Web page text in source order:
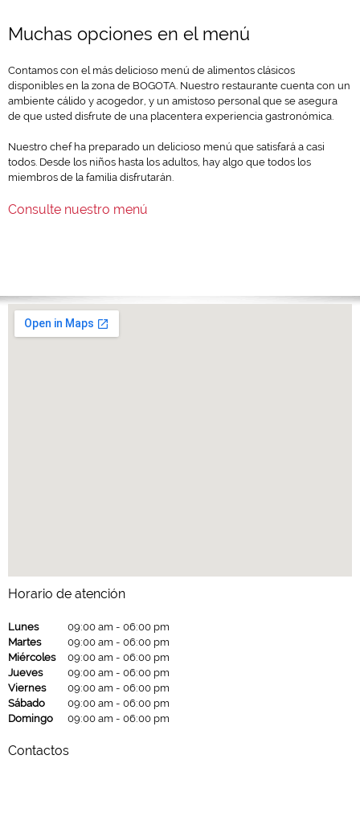
Muchas opciones en el menú
Contamos con el más delicioso menú de alimentos clásicos
disponibles en la zona de BOGOTA. Nuestro restaurante cuenta con un
ambiente cálido y acogedor, y un amistoso personal que se asegura
de que usted disfrute de una placentera experiencia gastronómica.
Nuestro chef ha preparado un delicioso menú que satisfará a casi
todos. Desde los niños hasta los adultos, hay algo que todos los
miembros de la familia disfrutarán.
Consulte nuestro menú
Horario de atención
Lunes 09:00 am - 06:00 pm
Martes
09:00 am - 06:00 pm
Miércoles
09:00 am - 06:00 pm
Jueves
09:00 am - 06:00 pm
Viernes
09:00 am - 06:00 pm
Sábado
09:00 am - 06:00 pm
Domingo
09:00 am - 06:00 pm
Contactos